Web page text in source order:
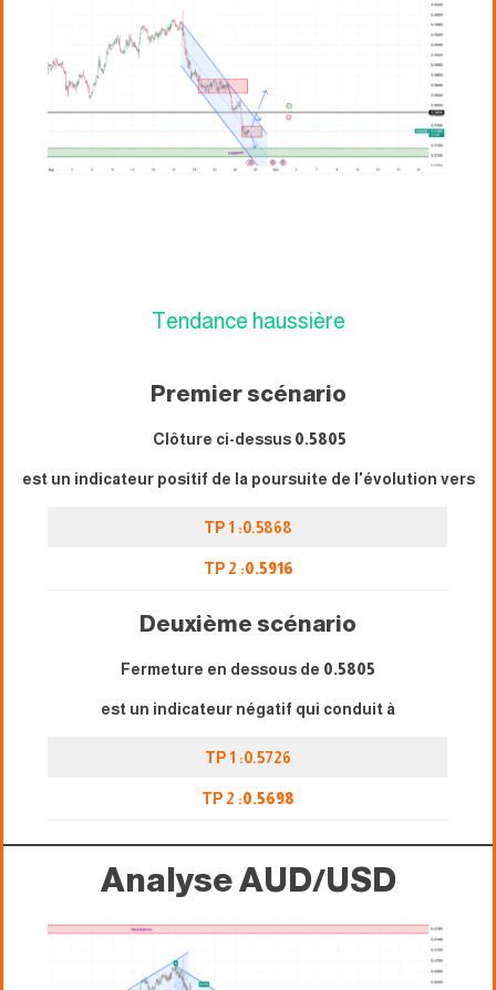
Tendance haussière
Premier scénario
Clôture ci-dessus 0.5805
est un indicateur positif de la poursuite de l'évolution vers
TP 1 :0.5868
TP 2 :0.5916
Deuxième scénario
Fermeture en dessous de 0.5805
est un indicateur négatif qui conduit à
TP 1 :0.5726
TP 2 :0.5698
Analyse AUD/USD